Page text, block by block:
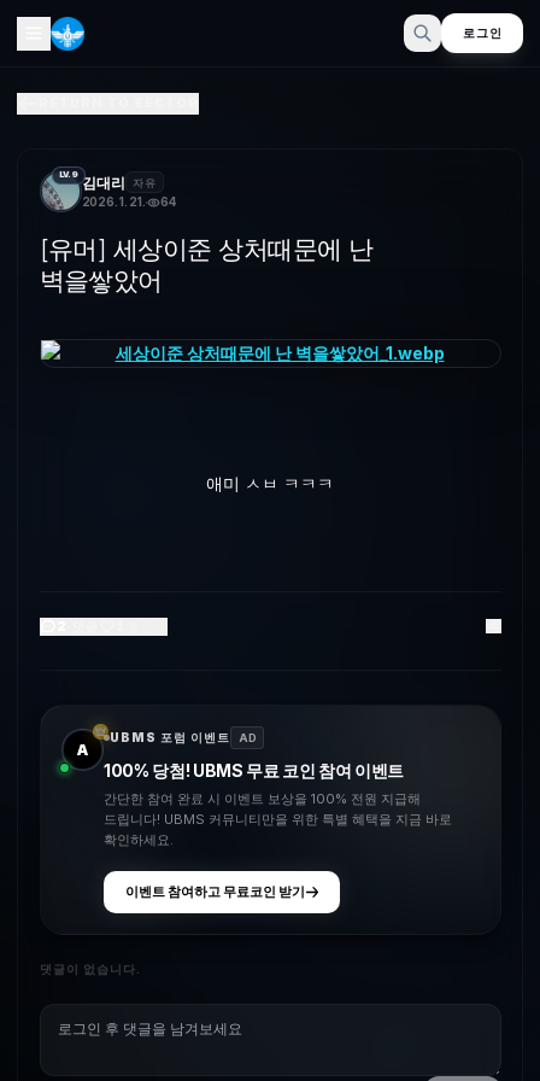
로그인
LV.9 김대리 자유
2026. 1. 21. 64
[유머] 세상이준 상처때문에 난
벽을쌓았어
애미 ㅅㅂ ㅋㅋㅋ
A
UBMS 포럼 이벤트 AD
100% 당첨! UBMS 무료 코인 참여 이벤트
간단한 참여 완료 시 이벤트 보상을 100% 전원 지급해
드립니다! UBMS 커뮤니티만을 위한 특별 혜택을 지금 바로
확인하세요.
이벤트 참여하고 무료코인 받기
댓글이 없습니다.